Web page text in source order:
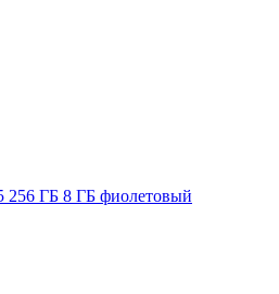
256 ГБ 8 ГБ фиолетовый